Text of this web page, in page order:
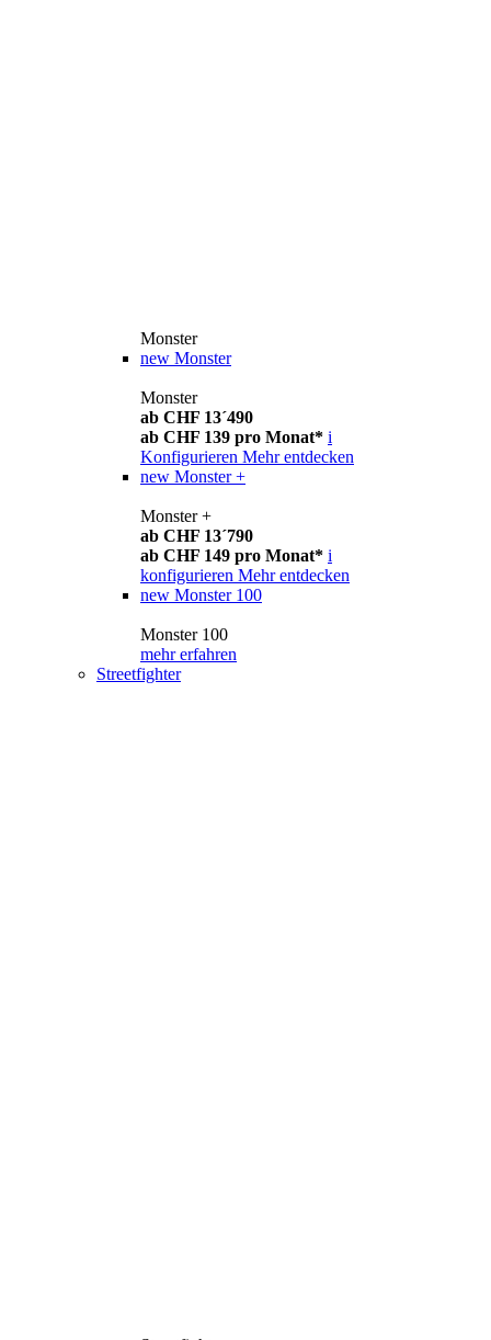
Monster
new Monster
Monster
ab CHF 13´490
ab CHF 139 pro Monat* i
Konfigurieren Mehr entdecken
new Monster +
Monster +
ab CHF 13´790
ab CHF 149 pro Monat* i
konfigurieren Mehr entdecken
new Monster 100
Monster 100
mehr erfahren
Streetfighter